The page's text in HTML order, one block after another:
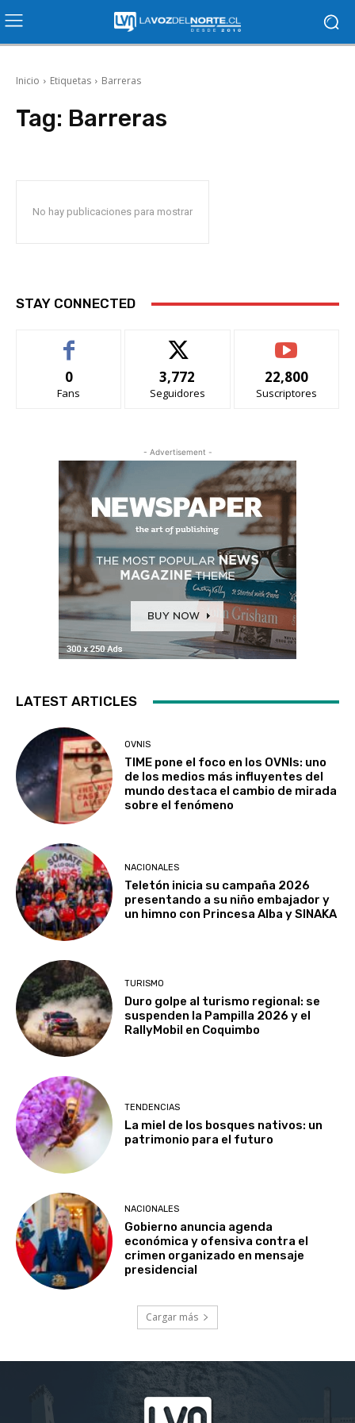
Inicio Etiquetas Barreras
Tag: Barreras
No hay publicaciones para mostrar
STAY CONNECTED
0
Fans
3,772
Seguidores
22,800
Suscriptores
- Advertisement -
LATEST ARTICLES
OVNIS
TIME pone el foco en los OVNIs: uno
de los medios más influyentes del
mundo destaca el cambio de mirada
sobre el fenómeno
NACIONALES
Teletón inicia su campaña 2026
presentando a su niño embajador y
un himno con Princesa Alba y SINAKA
TURISMO
Duro golpe al turismo regional: se
suspenden la Pampilla 2026 y el
RallyMobil en Coquimbo
TENDENCIAS
La miel de los bosques nativos: un
patrimonio para el futuro
NACIONALES
Gobierno anuncia agenda
económica y ofensiva contra el
crimen organizado en mensaje
presidencial
Cargar más